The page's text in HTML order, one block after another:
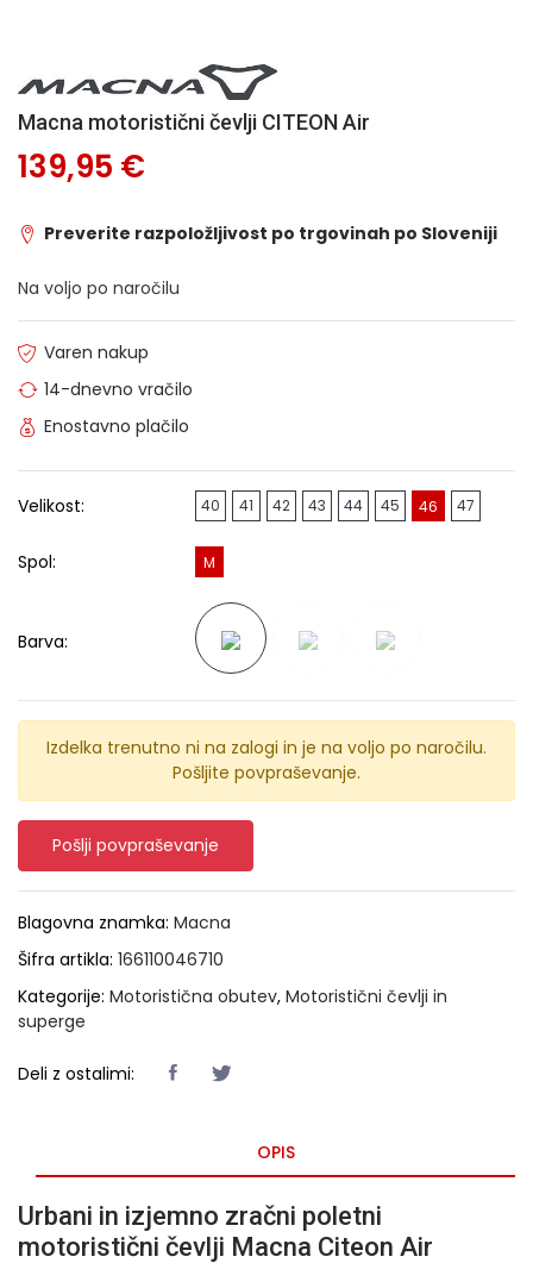
Macna motoristični čevlji CITEON Air
139,95 €
Preverite razpoložljivost po trgovinah po Sloveniji
Na voljo po naročilu
Varen nakup
14-dnevno vračilo
Enostavno plačilo
Velikost: 40 41 42 43 44 45 46 47
Spol: M
Barva:
Izdelka trenutno ni na zalogi in je na voljo po naročilu.
Pošljite povpraševanje.
Pošlji povpraševanje
Blagovna znamka: Macna
Šifra artikla: 166110046710
Kategorije: Motoristična obutev, Motoristični čevlji in
superge
Deli z ostalimi:
OPIS
Urbani in izjemno zračni poletni
motoristični čevlji Macna Citeon Air